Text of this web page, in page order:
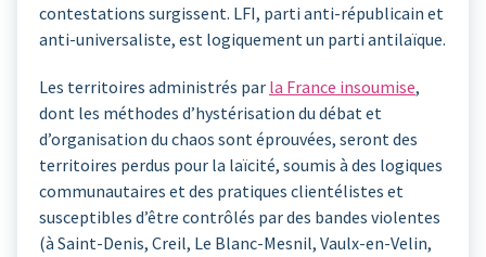
contestations surgissent. LFI, parti anti-républicain et
anti-universaliste, est logiquement un parti antilaïque.
Les territoires administrés par la France insoumise,
dont les méthodes d’hystérisation du débat et
d’organisation du chaos sont éprouvées, seront des
territoires perdus pour la laïcité, soumis à des logiques
communautaires et des pratiques clientélistes et
susceptibles d’être contrôlés par des bandes violentes
(à Saint-Denis, Creil, Le Blanc-Mesnil, Vaulx-en-Velin,